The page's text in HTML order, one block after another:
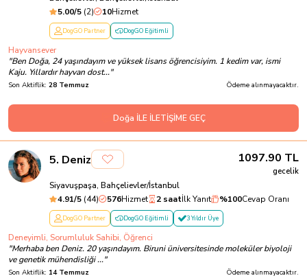
5.00/5 (2) 10Hizmet
DogGO Partner DogGO Eğitimli
Hayvansever
"Ben Doğa, 24 yaşındayım ve yüksek lisans öğrencisiyim. 1 kedim var, ismi
Kaju. Yıllardır hayvan dost..."
Son Aktiflik: 28 Temmuz Ödeme alınmayacaktır.
Doğa İLE İLETİŞİME GEÇ
5. Deniz 1097.90 TL
gecelik
Siyavuşpaşa, Bahçelievler/İstanbul
4.91/5 (44) 576Hizmet 2 saatİlk Yanıt %100Cevap Oranı
DogGO Partner DogGO Eğitimli 3 Yıldır Üye
Deneyimli, Sorumluluk Sahibi, Öğrenci
"Merhaba ben Deniz. 20 yaşındayım. Biruni üniversitesinde moleküler biyoloji
ve genetik mühendisliği ..."
Son Aktiflik: 14 Temmuz Ödeme alınmayacaktır.